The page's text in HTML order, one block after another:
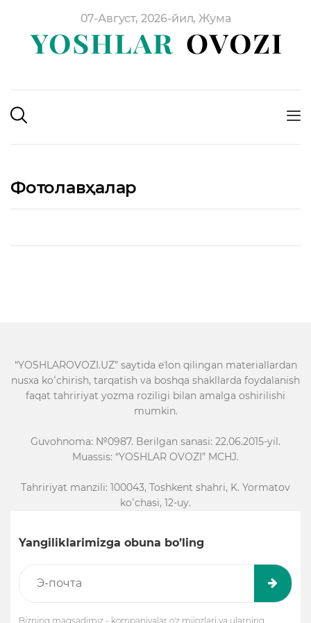
07-Август, 2026-йил, Жума
Фотолавҳалар
“YOSHLAROVOZI.UZ” saytida eʼlon qilingan materiallardan
nusxa koʻchirish, tarqatish va boshqa shakllarda foydalanish
faqat tahririyat yozma roziligi bilan amalga oshirilishi
mumkin.
Guvohnoma: №0987. Berilgan sanasi: 22.06.2015-yil.
Muassis: “YOSHLAR OVOZI” MCHJ.
Tahririyat manzili: 100043, Toshkent shahri, K. Yormatov
koʻchasi, 12-uy.
Yangiliklarimizga obuna bo’ling
Bizning maqsadimiz - kompaniyalar o'z mijozlari va ularning